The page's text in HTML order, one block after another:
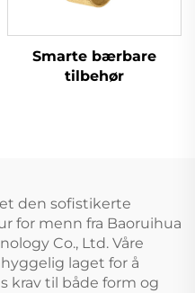
Smarte bærbare
tilbehør
den sofistikerte
for menn fra Baoruihua
Co., Ltd. Våre
laget for å
krav til både form og